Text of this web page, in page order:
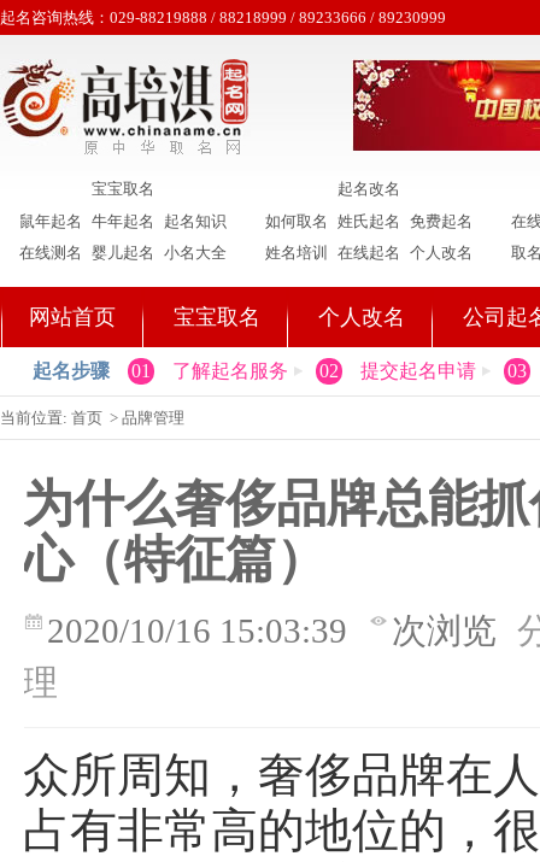
起名咨询热线：029-88219888 / 88218999 / 89233666 / 89230999
宝宝取名
鼠年起名
牛年起名
起名知识
在线测名
婴儿起名 小名大全
起名改名
如何取名
姓氏起名
免费起名
姓名培训
在线起名 个人改名
在
取
网站首页 宝宝取名 个人改名 公司起
起名步骤 01 了解起名服务 02 提交起名申请 03
当前位置: 首页 > 品牌管理
为什么奢侈品牌总能
心（特征篇）
2020/10/16 15:03:39 次浏览
理
众所周知，奢侈品牌在
占有非常高的地位的，